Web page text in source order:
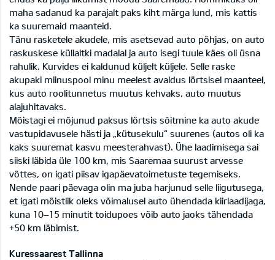
maha sadanud ka parajalt paks kiht märga lund, mis kattis
ka suuremaid maanteid.
Tänu rasketele akudele, mis asetsevad auto põhjas, on auto
raskuskese küllaltki madalal ja auto isegi tuule käes oli üsna
rahulik. Kurvides ei kaldunud küljelt küljele. Selle raske
akupaki miinuspool minu meelest avaldus lörtsisel maanteel,
kus auto roolitunnetus muutus kehvaks, auto muutus
alajuhitavaks.
Mõistagi ei mõjunud paksus lörtsis sõitmine ka auto akude
vastupidavusele hästi ja „kütusekulu“ suurenes (autos oli ka
kaks suuremat kasvu meesterahvast). Ühe laadimisega sai
siiski läbida üle 100 km, mis Saaremaa suurust arvesse
võttes, on igati piisav igapäevatoimetuste tegemiseks.
Nende paari päevaga olin ma juba harjunud selle liigutusega,
et igati mõistlik oleks võimalusel auto ühendada kiirlaadijaga,
kuna 10–15 minutit toidupoes võib auto jaoks tähendada
+50 km läbimist.
Kuressaarest Tallinna